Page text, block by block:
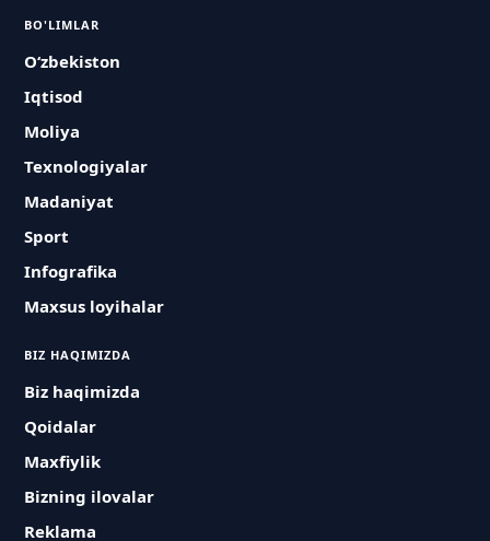
BO'LIMLAR
O‘zbekiston
Iqtisod
Moliya
Texnologiyalar
Madaniyat
Sport
Infografika
Maxsus loyihalar
BIZ HAQIMIZDA
Biz haqimizda
Qoidalar
Maxfiylik
Bizning ilovalar
Reklama